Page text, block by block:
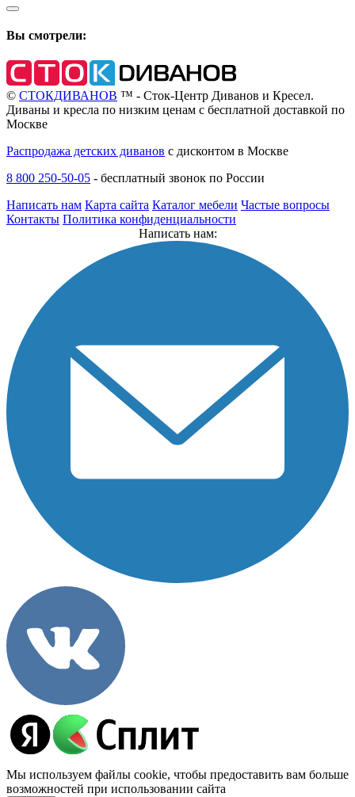
Вы смотрели:
© СТОКДИВАНОВ ™ - Сток-Центр Диванов и Кресел.
Диваны и кресла по низким ценам с бесплатной доставкой по
Москве
Распродажа детских диванов с дисконтом в Москве
8 800 250-50-05 - бесплатный звонок по России
Написать нам Карта сайта Каталог мебели Частые вопросы
Контакты Политика конфиденциальности
Написать нам:
Мы используем файлы cookie, чтобы предоставить вам больше
возможностей при использовании сайта